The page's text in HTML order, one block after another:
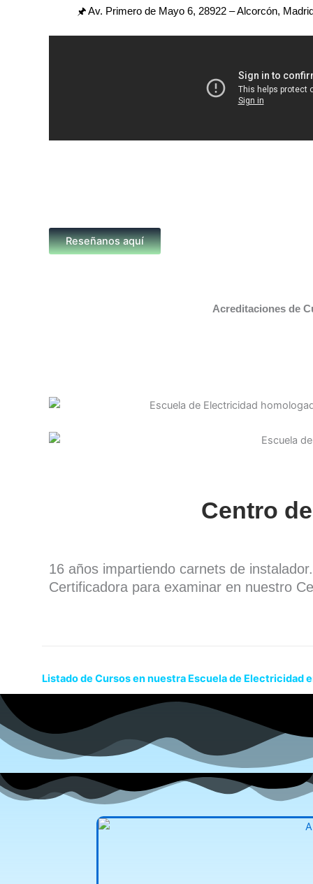
🖈 Av. Primero de Mayo 6, 28922 – Alcorcón,
Reseñanos aquí
Acreditaciones de
Centro
16 años impartiendo carnets de
Certificadora para examinar en nuestro
Listado de Cursos en nuestra Escuela de Electricidad